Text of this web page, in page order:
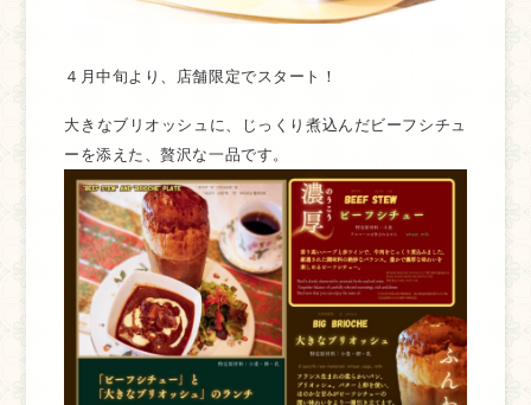
４月中旬より、店舗限定でスタート！
大きなブリオッシュに、じっくり煮込んだビーフシチュ
ーを添えた、贅沢な一品です。